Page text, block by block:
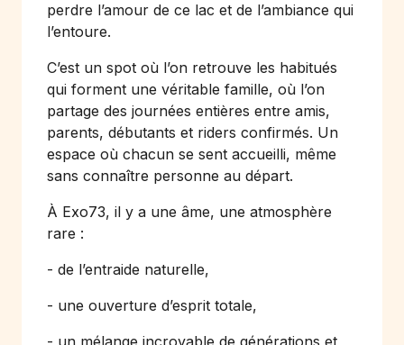
perdre l’amour de ce lac et de l’ambiance qui
l’entoure.
C’est un spot où l’on retrouve les habitués
qui forment une véritable famille, où l’on
partage des journées entières entre amis,
parents, débutants et riders confirmés. Un
espace où chacun se sent accueilli, même
sans connaître personne au départ.
À Exo73, il y a une âme, une atmosphère
rare :
- de l’entraide naturelle,
- une ouverture d’esprit totale,
- un mélange incroyable de générations et